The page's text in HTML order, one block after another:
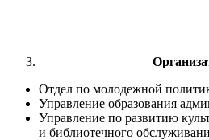
Отдел по молодежной
Управление образования
Управление по развитию
и библиотечного